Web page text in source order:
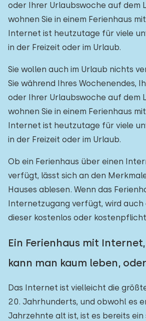
oder Ihrer Urlaubswoche auf dem
wohnen Sie in einem Ferienhaus
Internet ist heutzutage für viele
in der Freizeit oder im Urlaub.
Sie wollen auch im Urlaub nichts
Sie während Ihres Wochenendes,
oder Ihrer Urlaubswoche auf dem
wohnen Sie in einem Ferienhaus
Internet ist heutzutage für viele
in der Freizeit oder im Urlaub.
Ob ein Ferienhaus über einen
verfügt, lässt sich an den
Hauses ablesen. Wenn das
Internetzugang verfügt, wird auch
dieser kostenlos oder
Ein Ferienhaus mit
kann man kaum leben,
Das Internet ist vielleicht die
20. Jahrhunderts, und obwohl es
Jahrzehnte alt ist, ist es bereits ein